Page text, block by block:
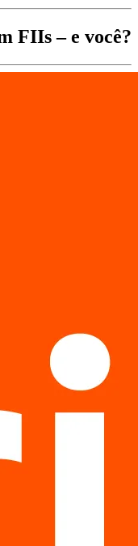
FIIs – e você?